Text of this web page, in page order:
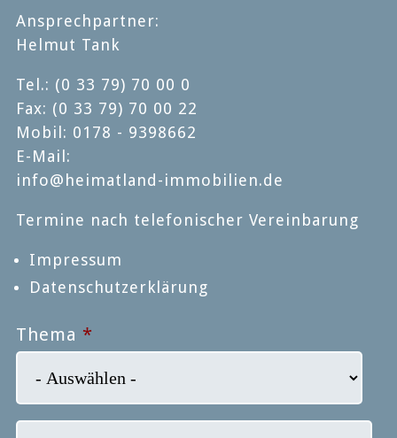
Ansprechpartner:
Helmut Tank
Tel.: (0 33 79) 70 00 0
Fax: (0 33 79) 70 00 22
Mobil: 0178 - 9398662
E-Mail:
info@heimatland-immobilien.de
Termine nach telefonischer Vereinbarung
Impressum
Datenschutzerklärung
Thema *